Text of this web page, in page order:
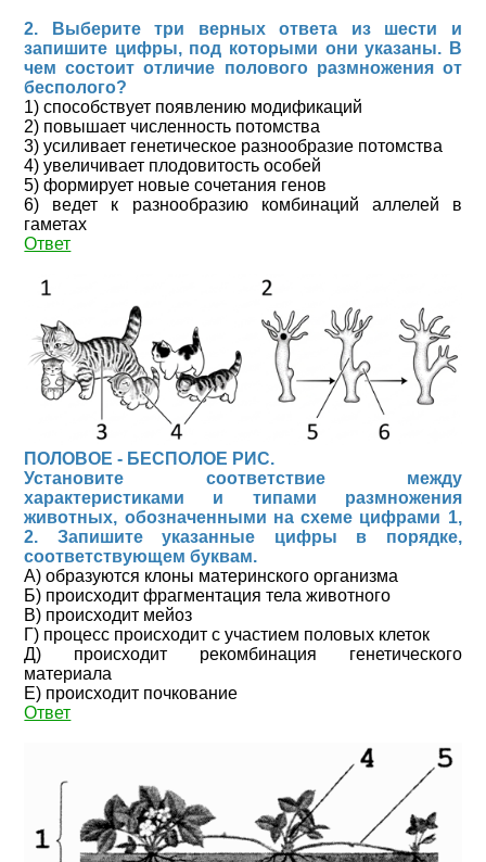
2. Выберите три верных ответа из шести и
запишите цифры, под которыми они указаны. В
чем состоит отличие полового размножения от
бесполого?
1) способствует появлению модификаций
2) повышает численность потомства
3) усиливает генетическое разнообразие потомства
4) увеличивает плодовитость особей
5) формирует новые сочетания генов
6) ведет к разнообразию комбинаций аллелей в
гаметах
Ответ
ПОЛОВОЕ - БЕСПОЛОЕ РИС.
Установите соответствие между
характеристиками и типами размножения
животных, обозначенными на схеме цифрами 1,
2. Запишите указанные цифры в порядке,
соответствующем буквам.
А) образуются клоны материнского организма
Б) происходит фрагментация тела животного
В) происходит мейоз
Г) процесс происходит с участием половых клеток
Д) происходит рекомбинация генетического
материала
Е) происходит почкование
Ответ